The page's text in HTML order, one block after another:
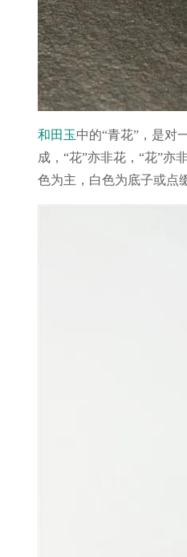
和田玉中的“青花”，是对
成，“花”亦非花，“花”亦
色为主，白色为底子或点